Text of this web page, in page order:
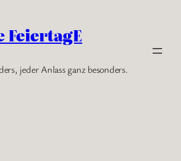
FeiertagE
jeder Anlass ganz besonders.